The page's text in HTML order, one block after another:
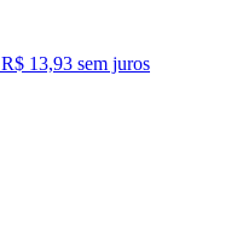
R$ 13,93 sem juros